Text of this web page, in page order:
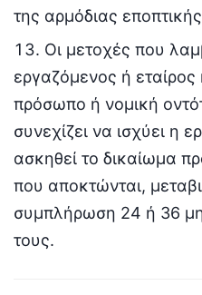
της αρμόδιας
Οι μετοχές που
εργαζόμενος ή
πρόσωπο ή νομική
συνεχίζει να ισχύει η
ασκηθεί το δικαίωμα
που αποκτώνται,
συμπλήρωση 24 ή 36
τους.